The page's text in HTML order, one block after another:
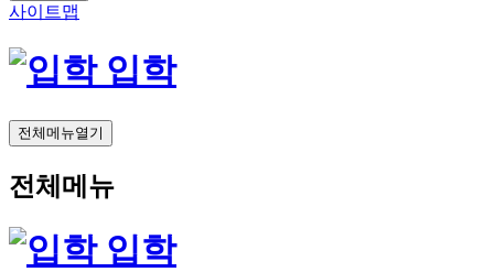
사이트맵
입학
전체메뉴열기
전체메뉴
입학